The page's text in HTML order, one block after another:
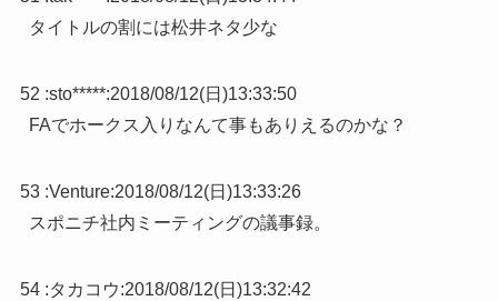
タイトルの割には松井ネタ少な
52 :sto*****:2018/08/12(日)13:33:50
FAでホークス入りなんて事もありえるのかな？
53 :Venture:2018/08/12(日)13:33:26
スポニチ社内ミーティングの議事録。
54 :タカコウ:2018/08/12(日)13:32:42